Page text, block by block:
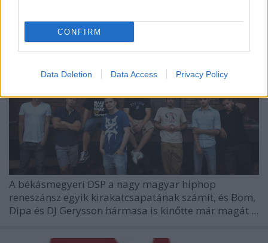
CONFIRM
Data Deletion Data Access Privacy Policy
A békásmegyeri DSP a nagy magyar hiphop
reneszánsz egyik kirakatcsapatának számít, és Bom,
Dipa és DJ Gerysson hármasa is kinőtte már magát ...